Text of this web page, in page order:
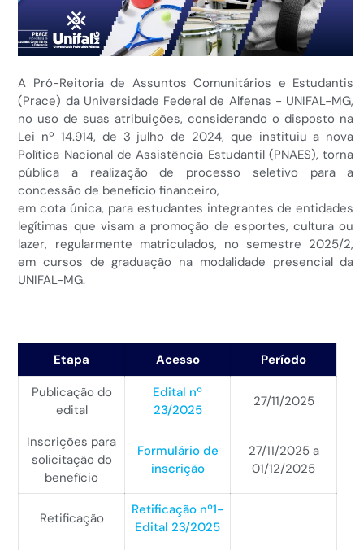
A Pró−Reitoria de Assuntos Comunitários e Estudantis
(Prace) da Universidade Federal de Alfenas − UNIFAL−MG,
no uso de suas atribuições, considerando o disposto na
Lei nº 14.914, de 3 julho de 2024, que instituiu a nova
Política Nacional de Assistência Estudantil (PNAES), torna
pública a realização de processo seletivo para a
concessão de benefício financeiro,
em cota única, para estudantes integrantes de entidades
legítimas que visam a promoção de esportes, cultura ou
lazer, regularmente matriculados, no semestre 2025/2,
em cursos de graduação na modalidade presencial da
UNIFAL-MG.
Etapa Acesso
Período
Publicação do
edital
Edital nº
23/2025
27/11/2025
Inscrições para
solicitação do
benefício
Formulário de
inscrição
27/11/2025 a
01/12/2025
Retificação
Retificação nº1-
Edital 23/2025